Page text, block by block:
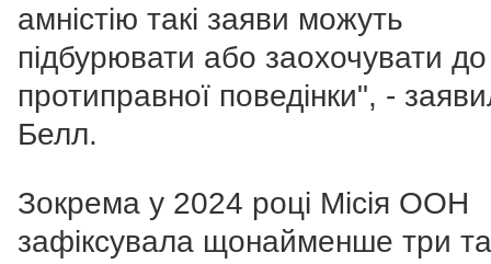
амністію такі заяви можуть
підбурювати або заохочувати до
протиправної поведінки", -
Белл.
Зокрема у 2024 році Місія ООН
зафіксувала щонайменше три